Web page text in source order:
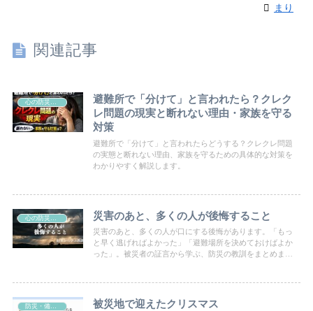
まり
関連記事
避難所で「分けて」と言われたら？クレク
レ問題の現実と断れない理由・家族を守る
対策
避難所で「分けて」と言われたらどうする？クレクレ問題
の実態と断れない理由、家族を守るための具体的な対策を
わかりやすく解説します。
災害のあと、多くの人が後悔すること
災害のあと、多くの人が口にする後悔があります。「もっ
と早く逃げればよかった」「避難場所を決めておけばよか
った」。被災者の証言から学ぶ、防災の教訓をまとめまし
防災・備える暮らし 被災地で迎えたクリスマス